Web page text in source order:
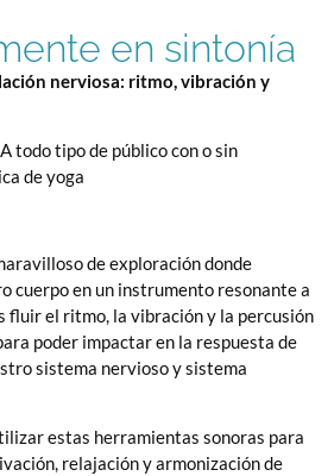
en sintonía
nerviosa: ritmo, vibración y
A todo tipo de público con o sin
de yoga
de exploración donde
cuerpo en un instrumento resonante a
fluir el ritmo, la vibración y la percusión
poder impactar en la respuesta de
sistema nervioso y sistema
estas herramientas sonoras para
relajación y armonización de